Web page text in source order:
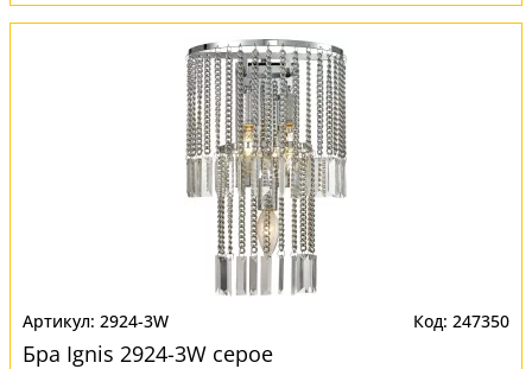
2924-3W 247350
Бра Ignis 2924-3W серое